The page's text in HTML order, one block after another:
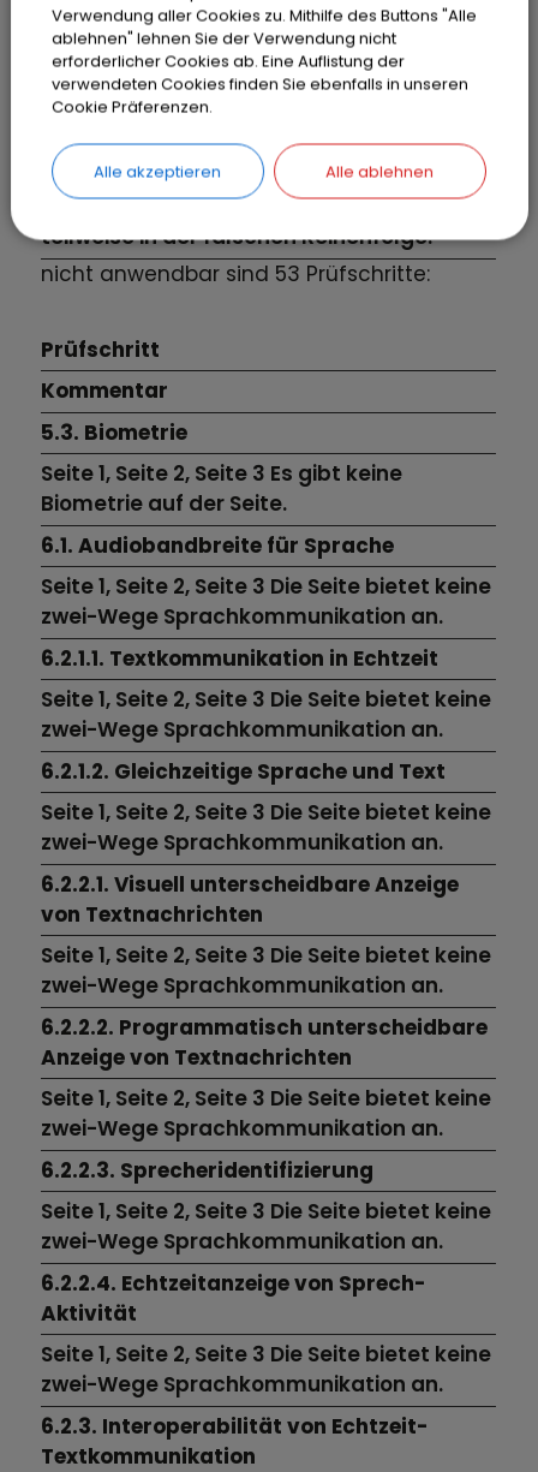
Bedienelemente
Seite 1, Seite 2, Seite 3 es gibt keinen
Alternativtext für Bedienelemente.
9.1.3.1a. HTML-Strukturelemente für
Überschriften
Seite 1, Seite 2 die Überschriften sind
teilweise in der falschen Reihenfolge.
nicht anwendbar sind 53 Prüfschritte:
Prüfschritt
Kommentar
5.3. Biometrie
Seite 1, Seite 2, Seite 3 Es gibt keine
Biometrie auf der Seite.
6.1. Audiobandbreite für Sprache
Seite 1, Seite 2, Seite 3 Die Seite bietet keine
zwei-Wege Sprachkommunikation an.
6.2.1.1. Textkommunikation in Echtzeit
Seite 1, Seite 2, Seite 3 Die Seite bietet keine
zwei-Wege Sprachkommunikation an.
6.2.1.2. Gleichzeitige Sprache und Text
Seite 1, Seite 2, Seite 3 Die Seite bietet keine
zwei-Wege Sprachkommunikation an.
6.2.2.1. Visuell unterscheidbare Anzeige
von Textnachrichten
Seite 1, Seite 2, Seite 3 Die Seite bietet keine
zwei-Wege Sprachkommunikation an.
6.2.2.2. Programmatisch unterscheidbare
Anzeige von Textnachrichten
Seite 1, Seite 2, Seite 3 Die Seite bietet keine
zwei-Wege Sprachkommunikation an.
6.2.2.3. Sprecheridentifizierung
Seite 1, Seite 2, Seite 3 Die Seite bietet keine
zwei-Wege Sprachkommunikation an.
6.2.2.4. Echtzeitanzeige von Sprech-
Aktivität
Seite 1, Seite 2, Seite 3 Die Seite bietet keine
zwei-Wege Sprachkommunikation an.
6.2.3. Interoperabilität von Echtzeit-
Textkommunikation
Verwendung aller Cookies zu. Mithilfe des Buttons "Alle
ablehnen" lehnen Sie der Verwendung nicht
erforderlicher Cookies ab. Eine Auflistung der
verwendeten Cookies finden Sie ebenfalls in unseren
Cookie Präferenzen.
Alle akzeptieren Alle ablehnen